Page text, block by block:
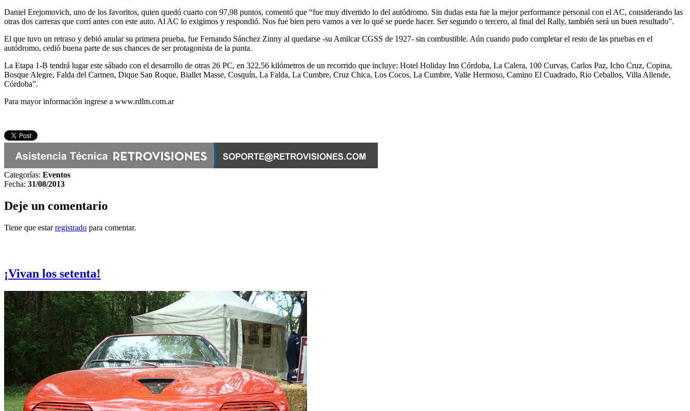
Daniel Erejomovich, uno de los favoritos, quien quedó cuarto con 97,98 puntos, comentó que “fue muy divertido lo del autódromo. Sin dudas esta fue la mejor performance personal con el AC, considerando las
otras dos carreras que corrí antes con este auto. Al AC lo exigimos y respondió. Nos fue bien pero vamos a ver lo qué se puede hacer. Ser segundo o tercero, al final del Rally, también será un buen resultado”.
El que tuvo un retraso y debió anular su primera prueba, fue Fernando Sánchez Zinny al quedarse -su Amilcar CGSS de 1927- sin combustible. Aún cuando pudo completar el resto de las pruebas en el
autódromo, cedió buena parte de sus chances de ser protagonista de la punta.
La Etapa 1-B tendrá lugar este sábado con el desarrollo de otras 26 PC, en 322,56 kilómetros de un recorrido que incluye: Hotel Holiday Inn Córdoba, La Calera, 100 Curvas, Carlos Paz, Icho Cruz, Copina,
Bosque Alegre, Falda del Carmen, Dique San Roque, Biallet Masse, Cosquín, La Falda, La Cumbre, Cruz Chica, Los Cocos, La Cumbre, Valle Hermoso, Camino El Cuadrado, Rio Ceballos, Villa Allende,
Córdoba”.
Para mayor información ingrese a www.rdlm.com.ar
Categorías: Eventos
Fecha: 31/08/2013
Deje un comentario
Tiene que estarregistrado para comentar.
¡Vivan los setenta!